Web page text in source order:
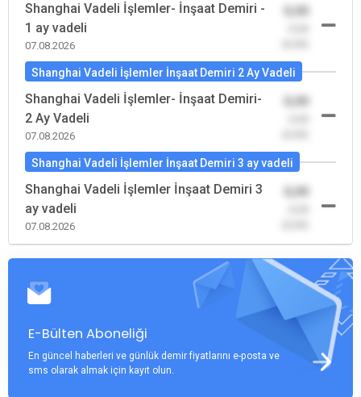
Shanghai Vadeli İşlemler- İnşaat Demiri -
1 ay vadeli
07.08.2026
0,00
Shanghai Vadeli İşlemler İnşaat Demiri 2 Ay Vadeli
Shanghai Vadeli İşlemler- İnşaat Demiri-
2 Ay Vadeli
07.08.2026
0,00
Shanghai Vadeli İşlemler İnşaat Demiri 3 ay vadeli
Shanghai Vadeli İşlemler İnşaat Demiri 3
ay vadeli
07.08.2026
0,00
E-Bülten Aboneliği
En güncel haberleri ve günlük demir fiyatlarını e-posta ve
sms olarak almak için kayıt olun.